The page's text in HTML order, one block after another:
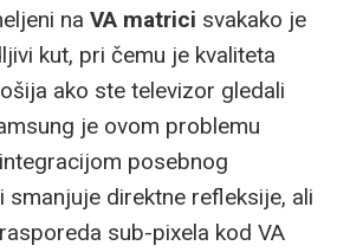
na VA matrici svakako je
kut, pri čemu je kvaliteta
ako ste televizor gledali
je ovom problemu
posebnog
direktne refleksije, ali
sub-pixela kod VA